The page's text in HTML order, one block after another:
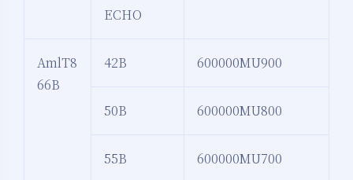
ECHO
AmlT8
66B
42B 600000MU900
50B 600000MU800
55B 600000MU700